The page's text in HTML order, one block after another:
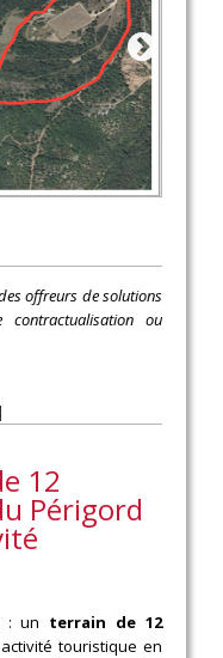
offreurs de solutions
contractualisation ou
12
Périgord
: un terrain de 12
touristique en